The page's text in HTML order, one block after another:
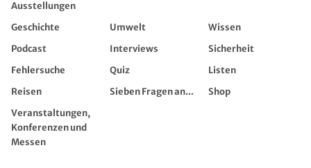
Ausstellungen
Geschichte Umwelt
Wissen
Podcast
Interviews
Sicherheit
Fehlersuche
Quiz
Listen
Reisen
Sieben Fragen an...
Shop
Veranstaltungen,
Konferenzen und
Messen